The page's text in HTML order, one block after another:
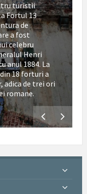
turistii
Fortul 13
de
a fost
celebru
Henri
anul 1884. La
18 forturi a
adica de trei ori
romane.